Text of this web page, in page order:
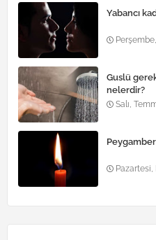
Yabancı
Guslü
nelerdir?
Salı,
Pazartesi,